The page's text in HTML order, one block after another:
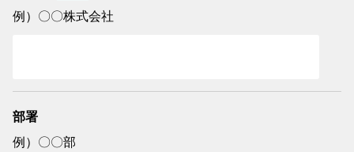
例）〇〇株式会社
部署
例）〇〇部